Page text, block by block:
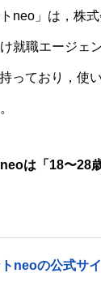
neo」は，株
就職エージェ
っており，使
は「18〜28
neoの公式サ